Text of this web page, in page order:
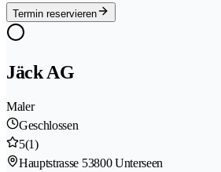
Termin reservieren
Jäck AG
Maler
Geschlossen
5(1)
Hauptstrasse 53800 Unterseen